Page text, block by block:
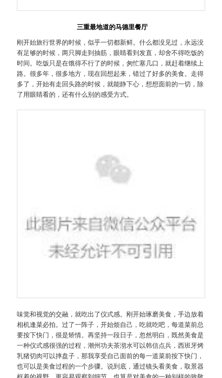
三重最地道的马德里餐厅
刚开始旅行世界的时候，似乎一切都新鲜。什么都没见过，永远没
有足够的时候，两只脚走到抽筋，眼睛看到发直，却舍不得吃饭的
时间。吃饭只是在饿得不行了的时候，匆忙塞几口，就赶着继续上
路。很多年，很多地方，现在回想起来，错过了好多的美食。走得
多了，开始有走回头路的时候，就能静下心，想想面前的一切，除
了用眼睛看的，还有什么别的感受方式。
味觉和视觉的交融，就吃出了仪式感。刚开始琢磨美食，手边放着
相机逢菜必拍。过了一阵子，开始烦自己，吃就吃吧，每道菜前总
要按下快门，很是矫情。再坚持一段日子，忽然明白，既然美食是
一种仪式感很强的过程，潮州功夫茶沏水可以韩信点兵，西班牙烤
乳猪切肉可以摔盘子，那我享受自己面前的每一道菜前按下快门，
也可以是美食过程的一个步骤。说到底，通过镜头看美食，取景器